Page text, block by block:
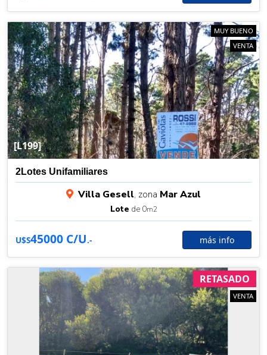
[L199]
MUY BUENO
VENTA
2Lotes Unifamiliares
Villa Gesell, zona Mar Azul
Lote de 0m2
U$S45000 C/U.- más info
RETASADO
VENTA